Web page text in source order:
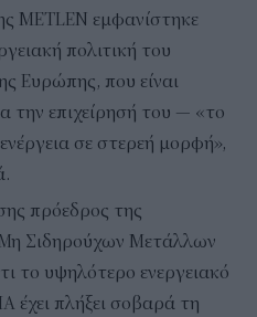
ΜΕΤLEN εμφανίστηκε
πολιτική του
Ευρώπης, που είναι
την επιχείρησή του — «το
σε στερεή μορφή»,
πρόεδρος της
Σιδηρούχων Μετάλλων
το υψηλότερο ενεργειακό
έχει πλήξει σοβαρά τη